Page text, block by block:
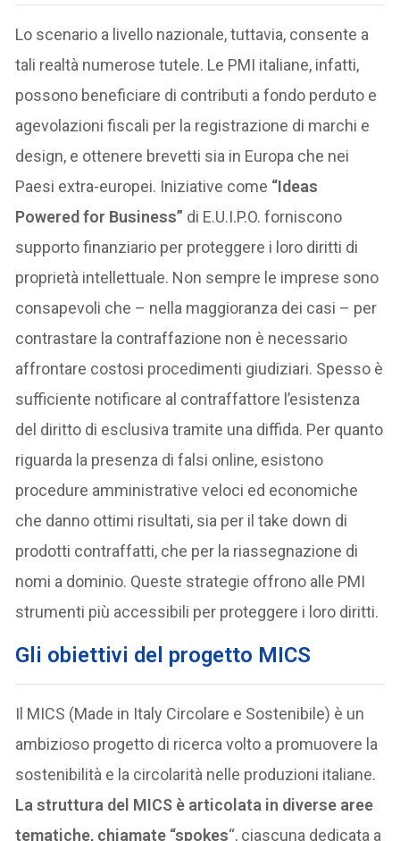
Lo scenario a livello nazionale, tuttavia, consente a
tali realtà numerose tutele. Le PMI italiane, infatti,
possono beneficiare di contributi a fondo perduto e
agevolazioni fiscali per la registrazione di marchi e
design, e ottenere brevetti sia in Europa che nei
Paesi extra-europei. Iniziative come “Ideas
Powered for Business” di E.U.I.P.O. forniscono
supporto finanziario per proteggere i loro diritti di
proprietà intellettuale. Non sempre le imprese sono
consapevoli che – nella maggioranza dei casi – per
contrastare la contraffazione non è necessario
affrontare costosi procedimenti giudiziari. Spesso è
sufficiente notificare al contraffattore l’esistenza
del diritto di esclusiva tramite una diffida. Per quanto
riguarda la presenza di falsi online, esistono
procedure amministrative veloci ed economiche
che danno ottimi risultati, sia per il take down di
prodotti contraffatti, che per la riassegnazione di
nomi a dominio. Queste strategie offrono alle PMI
strumenti più accessibili per proteggere i loro diritti.
Gli obiettivi del progetto MICS
Il MICS (Made in Italy Circolare e Sostenibile) è un
ambizioso progetto di ricerca volto a promuovere la
sostenibilità e la circolarità nelle produzioni italiane.
La struttura del MICS è articolata in diverse aree
tematiche, chiamate “spokes“, ciascuna dedicata a